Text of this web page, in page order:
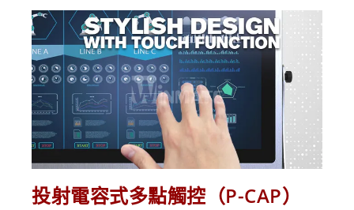
投射電容式多點觸控（P-CAP）